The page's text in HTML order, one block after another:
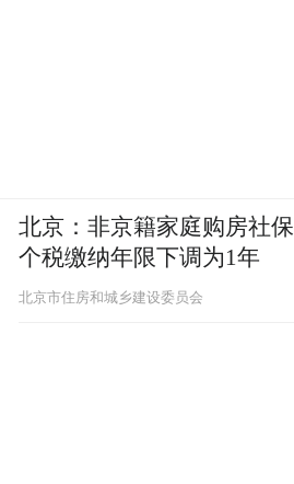
北京：非京籍家庭购房社保
个税缴纳年限下调为1年
北京市住房和城乡建设委员会